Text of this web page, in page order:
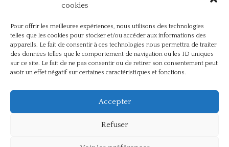
cookies
Pour offrir les meilleures expériences, nous utilisons des technologies
telles que les cookies pour stocker et/ou accéder aux informations des
appareils. Le fait de consentir à ces technologies nous permettra de traiter
des données telles que le comportement de navigation ou les ID uniques
sur ce site. Le fait de ne pas consentir ou de retirer son consentement peut
avoir un effet négatif sur certaines caractéristiques et fonctions.
Accepter
Refuser
La guerre, la Résistance et la Déportation
Non classé(42)
Partis politiques, intelligentsia, médias(750)
Présentation(4)
Références(57)